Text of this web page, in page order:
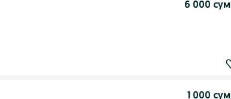
6 000 сум
1 000 сум